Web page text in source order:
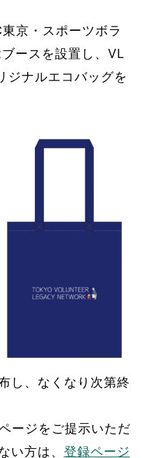
京・スポーツボラ
ースを設置し、VL
ジナルエコバッグを
し、なくなり次第終
ージをご提示いただ
い方は、 登録ページ